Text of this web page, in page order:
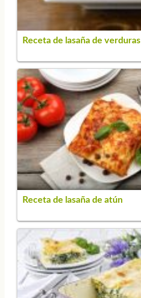
Receta de lasaña de verduras
Receta de lasaña de atún